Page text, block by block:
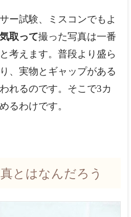
ー試験、ミスコンでもよ
気取って撮った写真は一番
考えます。普段より盛ら
、実物とギャップがある
れるのです。そこで3カ
るわけです。
とはなんだろう